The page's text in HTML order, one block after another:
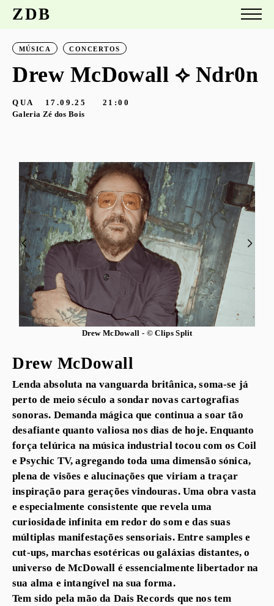
ZDB
MÚSICA CONCERTOS
Drew McDowall ⟡ Ndr0n
QUA 17.09.25
21:00
Galeria Zé dos Bois
Drew McDowall - © Clips Split
Drew McDowall
Lenda absoluta na vanguarda britânica, soma-se já
perto de meio século a sondar novas cartografias
sonoras. Demanda mágica que continua a soar tão
desafiante quanto valiosa nos dias de hoje. Enquanto
força telúrica na música industrial tocou com os Coil
e Psychic TV, agregando toda uma dimensão sónica,
plena de visões e alucinações que viriam a traçar
inspiração para gerações vindouras. Uma obra vasta
e especialmente consistente que revela uma
curiosidade infinita em redor do som e das suas
múltiplas manifestações sensoriais. Entre samples e
cut-ups, marchas esotéricas ou galáxias distantes, o
universo de McDowall é essencialmente libertador na
sua alma e intangível na sua forma.
Tem sido pela mão da Dais Records que nos tem